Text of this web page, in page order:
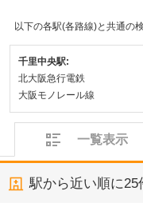
以下の各駅(各路線)と共通の
千里中央駅:
北大阪急行電鉄
大阪モノレール線
一覧表示
駅から近い順に25